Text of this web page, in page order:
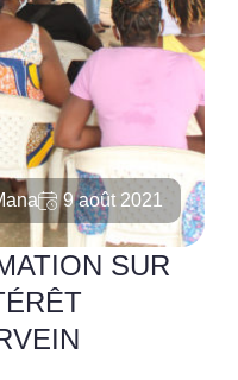
9 août 2021
SUR